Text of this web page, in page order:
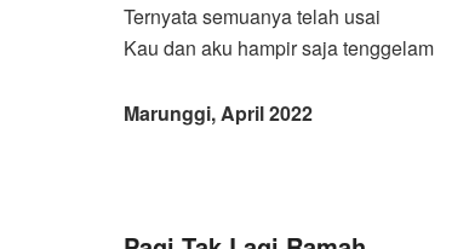
Ternyata semuanya telah usai
Kau dan aku hampir saja tenggelam
Marunggi, April 2022